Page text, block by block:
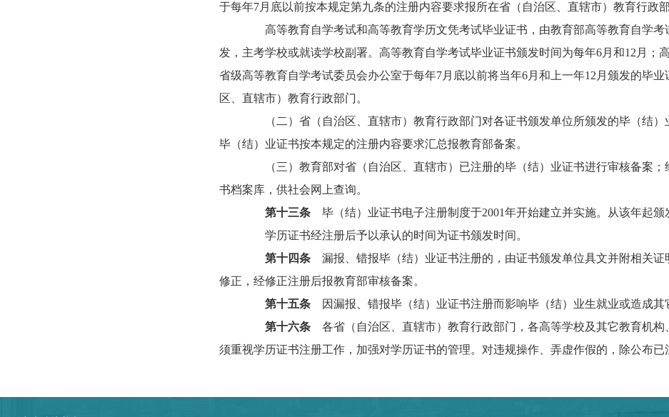
于每年7月底以前按本规定第九条的注册内容要求报所在省（自治区、直辖市）教育行政部
高等教育自学考试和高等教育学历文凭考试毕业证书，由教育部高等教育自学考
发，主考学校或就读学校副署。高等教育自学考试毕业证书颁发时间为每年6月和12月；
省级高等教育自学考试委员会办公室于每年7月底以前将当年6月和上一年12月颁发的毕
区、直辖市）教育行政部门。
（二）省（自治区、直辖市）教育行政部门对各证书颁发单位所颁发的毕（结）
毕（结）业证书按本规定的注册内容要求汇总报教育部备案。
（三）教育部对省（自治区、直辖市）已注册的毕（结）业证书进行审核备案；
书档案库，供社会网上查询。
第十三条 毕（结）业证书电子注册制度于2001年开始建立并实施。从该年起颁
学历证书经注册后予以承认的时间为证书颁发时间。
第十四条 漏报、错报毕（结）业证书注册的，由证书颁发单位具文并附相关
修正，经修正注册后报教育部审核备案。
第十五条 因漏报、错报毕（结）业证书注册而影响毕（结）业生就业或造成其
第十六条 各省（自治区、直辖市）教育行政部门，各高等学校及其它教育机
须重视学历证书注册工作，加强对学历证书的管理。对违规操作、弄虚作假的，除公布已